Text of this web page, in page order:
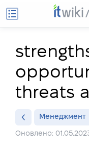
threats
Менеджмент
Оновлено: